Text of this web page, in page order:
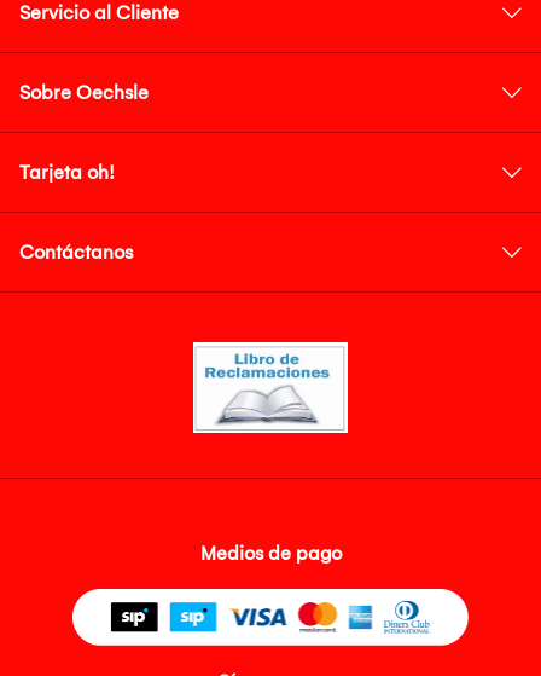
Servicio al Cliente
Sobre Oechsle
Tarjeta oh!
Contáctanos
Medios de pago